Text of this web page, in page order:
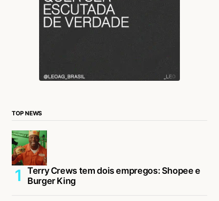
TOP NEWS
Terry Crews tem dois empregos: Shopee e
Burger King